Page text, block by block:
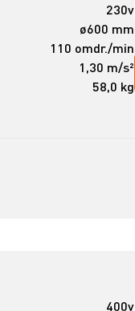
230v
ø600 mm
110 omdr./min
1,30 m/s²
58,0 kg
400v